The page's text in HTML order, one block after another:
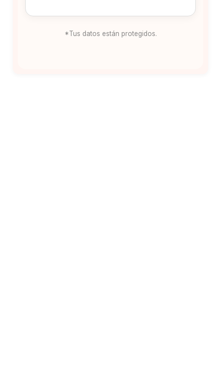
*Tus datos están protegidos.